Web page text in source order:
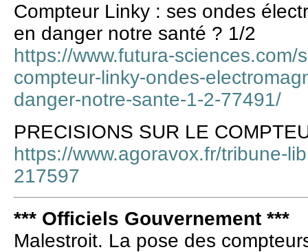
Compteur Linky : ses ondes
en danger notre santé ? 1/2
https://www.futura-
compteur-linky-ondes-
danger-notre-sante-1-2-77491/
PRECISIONS SUR LE
https://www.agoravox.fr/tribune-
217597
*** Officiels Gouvernement ***
Malestroit. La pose des